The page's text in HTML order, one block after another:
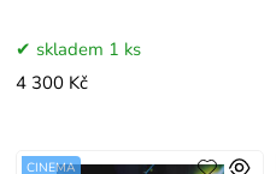
skladem 1 ks
4 300 Kč
CINEMA